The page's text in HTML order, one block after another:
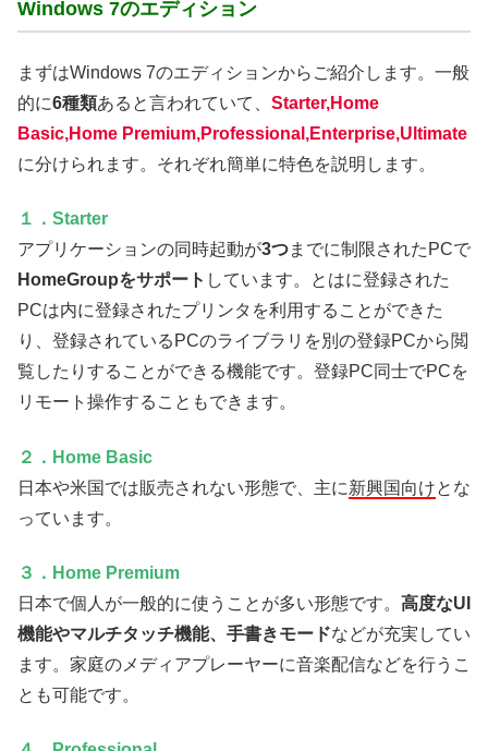
Windows 7のエディション
まずはWindows 7のエディションからご紹介します。一般
的に6種類あると言われていて、 Starter,Home
Basic,Home Premium,Professional,Enterprise,Ultimate
に分けられます。それぞれ簡単に特色を説明します。
１．Starter
アプリケーションの同時起動が3つまでに制限されたPCで
HomeGroupをサポート しています。とはに登録された
PCは内に登録されたプリンタを利用することができた
り、登録されているPCのライブラリを別の登録PCから閲
覧したりすることができる機能です。登録PC同士でPCを
リモート操作することもできます。
２．Home Basic
日本や米国では販売されない形態で、主に新興国向けとな
っています。
３．Home Premium
日本で個人が一般的に使うことが多い形態です。 高度なUI
機能やマルチタッチ機能、手書きモードなどが充実してい
ます。家庭のメディアプレーヤーに音楽配信などを行うこ
とも可能です。